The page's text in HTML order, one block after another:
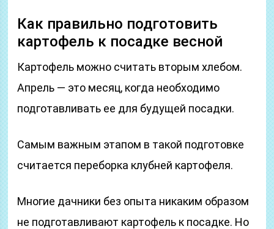
Как правильно подготовить
картофель к посадке весной
Картофель можно считать вторым хлебом.
Апрель — это месяц, когда необходимо
подготавливать ее для будущей посадки.
Самым важным этапом в такой подготовке
считается переборка клубней картофеля.
Многие дачники без опыта никаким образом
не подготавливают картофель к посадке. Но